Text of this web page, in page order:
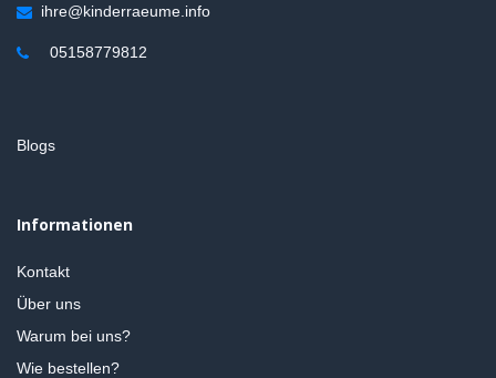
ihre@kinderraeume.info
05158779812
Blogs
Informationen
Kontakt
Über uns
Warum bei uns?
Wie bestellen?